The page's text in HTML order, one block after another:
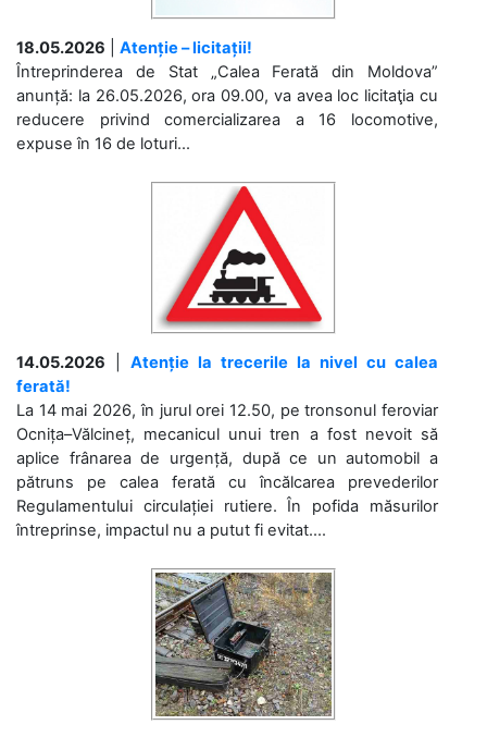
18.05.2026
Atenție – licitații!
Întreprinderea de Stat „Calea Ferată din Moldova”
anunță: la 26.05.2026, ora 09.00, va avea loc licitaţia cu
reducere privind comercializarea a 16 locomotive,
expuse în 16 de loturi...
14.05.2026
Atenție la trecerile la nivel cu calea
ferată!
La 14 mai 2026, în jurul orei 12.50, pe tronsonul feroviar
Ocnița–Vălcineț, mecanicul unui tren a fost nevoit să
aplice frânarea de urgență, după ce un automobil a
pătruns pe calea ferată cu încălcarea prevederilor
Regulamentului circulației rutiere. În pofida măsurilor
întreprinse, impactul nu a putut fi evitat....